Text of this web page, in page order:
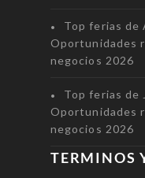
Top ferias de
Oportunidades
negocios 2026
Top ferias de
Oportunidades
negocios 2026
TERMINOS